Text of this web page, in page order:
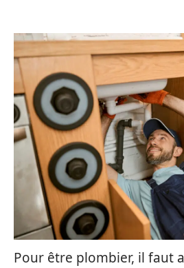
Pour être plombier, il faut